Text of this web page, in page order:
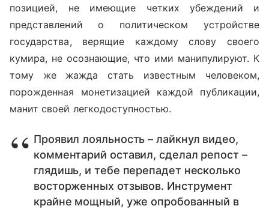
позицией, не имеющие четких убеждений и
представлений о политическом устройстве
государства, верящие каждому слову своего
кумира, не осознающие, что ими манипулируют. К
тому же жажда стать известным человеком,
порожденная монетизацией каждой публикации,
манит своей легкодоступностью.
Проявил лояльность – лайкнул видео,
комментарий оставил, сделал репост –
глядишь, и тебе перепадет несколько
восторженных отзывов. Инструмент
крайне мощный, уже опробованный в